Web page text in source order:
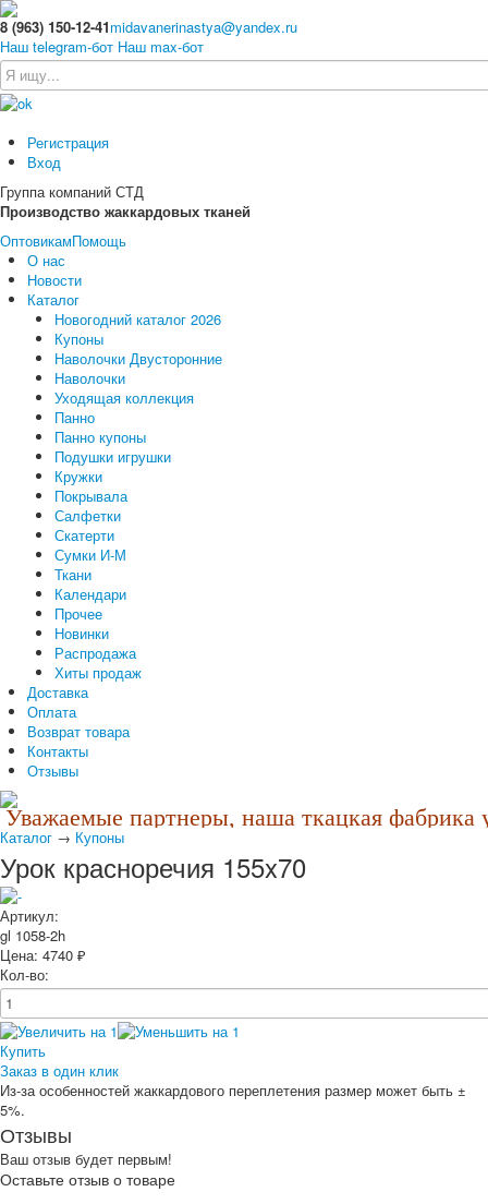
8 (963) 150-12-41midavanerinastya@yandex.ru
Наш telegram-бот Наш max-бот
Регистрация
Вход
Группа компаний СТД
Производство жаккардовых тканей
ОптовикамПомощь
О нас
Новости
Каталог
Новогодний каталог 2026
Купоны
Наволочки Двусторонние
Наволочки
Уходящая коллекция
Панно
Панно купоны
Подушки игрушки
Кружки
Покрывала
Салфетки
Скатерти
Сумки И-М
Ткани
Календари
Прочее
Новинки
Распродажа
Хиты продаж
Доставка
Оплата
Возврат товара
Контакты
Отзывы
партнеры, наша ткацкая фабрика
Каталог → Купоны
Урок красноречия 155x70
Артикул:
gl 1058-2h
Цена: 4740 ₽
Кол-во:
Купить
Заказ в один клик
Из-за особенностей жаккардового переплетения размер может быть ±
5%.
Отзывы
Ваш отзыв будет первым!
Оставьте отзыв о товаре